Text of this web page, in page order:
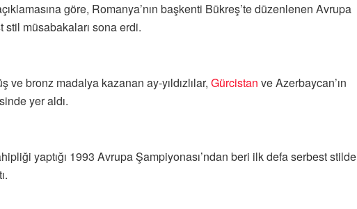
göre, Romanya’nın başkenti Bükreş’te düzenlenen Avrupa
stil müsabakaları sona erdi.
ve bronz madalya kazanan ay-yıldızlılar, Gürcistan ve Azerbaycan’ın
yer aldı.
yaptığı 1993 Avrupa Şampiyonası’ndan beri ilk defa serbest stilde